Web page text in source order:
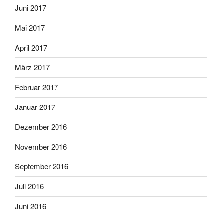
Juni 2017
Mai 2017
April 2017
März 2017
Februar 2017
Januar 2017
Dezember 2016
November 2016
September 2016
Juli 2016
Juni 2016